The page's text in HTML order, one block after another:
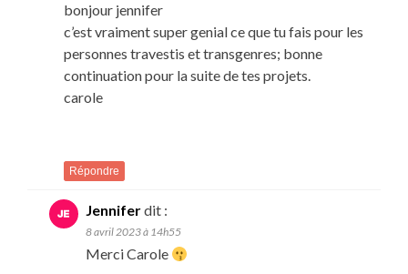
bonjour jennifer
c’est vraiment super genial ce que tu fais pour les
personnes travestis et transgenres; bonne
continuation pour la suite de tes projets.
carole
Répondre
Jenniferdit :
8 avril 2023 à 14h55
Merci Carole